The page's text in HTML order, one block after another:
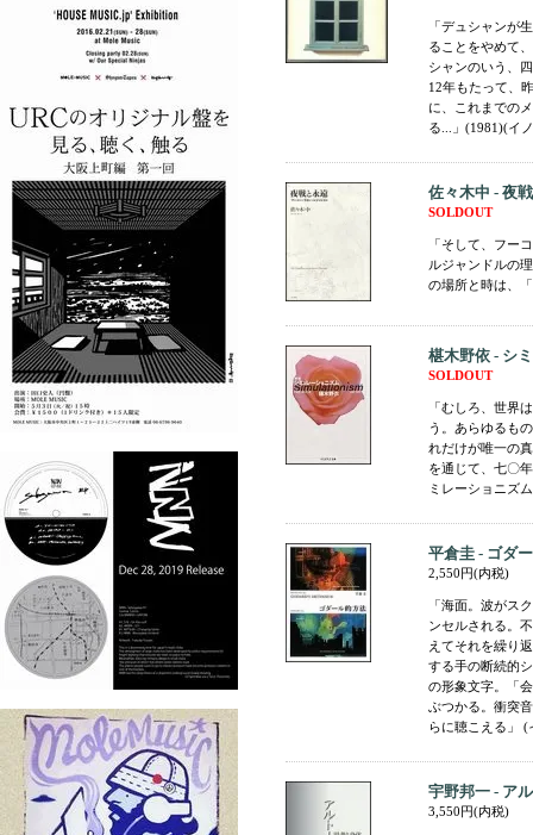
「デュシャンが
ることをやめて
シャンのいう、
12年もたって、
に、これまでの
る...」(1981)(イ
佐々木中 - 夜
SOLDOUT
「そして、フー
ルジャンドルの
の場所と時は、
椹木野依 - シ
SOLDOUT
「むしろ、世界
う。あらゆるも
れだけが唯一の
を通じて、七〇
ミレーショニズ
平倉圭 - ゴダ
2,550円(内税)
「海面。波がス
ンセルされる。
えてそれを繰り
する手の断続的
の形象文字。「
ぶつかる。衝突
らに聴こえる」 (
宇野邦一 - ア
3,550円(内税)